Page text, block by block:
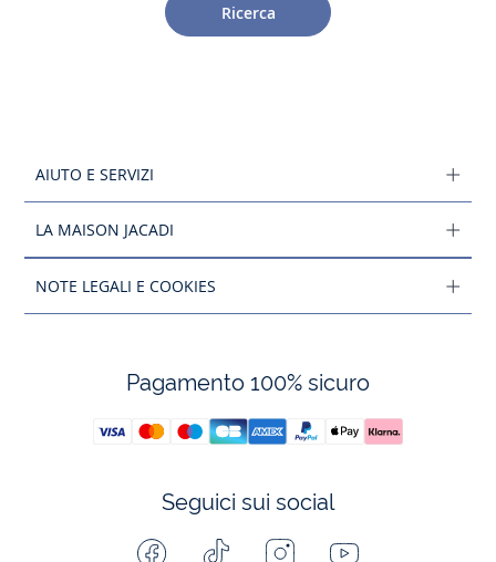
Ricerca
AIUTO E SERVIZI
LA MAISON JACADI
NOTE LEGALI E COOKIES
Pagamento 100% sicuro
Seguici sui social
Facebook Tiktok InstagramYoutube